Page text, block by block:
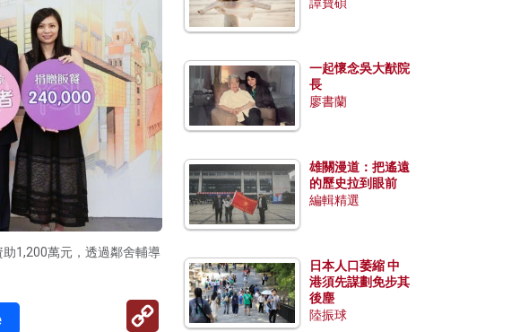
1,200萬元，透過鄰舍輔導
Copy
譚寶碩
一起懷念吳大猷院
長
廖書蘭
雄關漫道：把遙遠
的歷史拉到眼前
編輯精選
日本人口萎縮 中
港須先謀劃免步其
後塵
陸振球